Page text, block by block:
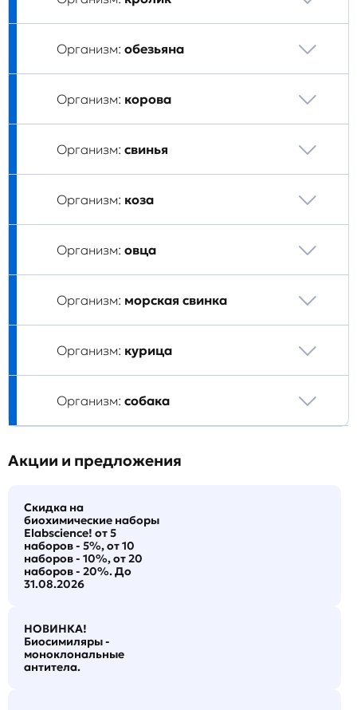
Организм: обезьяна
Организм: корова
Организм: свинья
Организм: коза
Организм: овца
Организм: морская свинка
Организм: курица
Организм: собака
Акции и предложения
Скидка на
биохимические наборы
Elabscience! от 5
наборов - 5%, от 10
наборов - 10%, от 20
наборов - 20%. До
31.08.2026
НОВИНКА!
Биосимиляры -
моноклональные
антитела.